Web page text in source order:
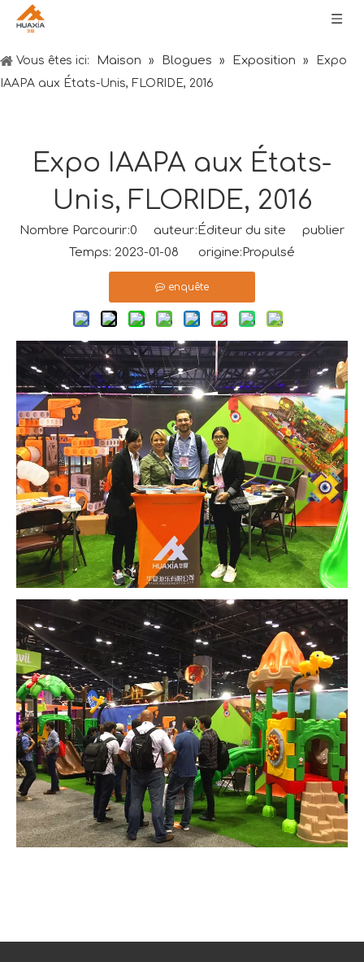
Vous êtes ici: Maison » Blogues » Exposition »
Expo
IAAPA aux États-Unis, FLORIDE, 2016
Expo IAAPA aux États-
Unis, FLORIDE, 2016
Nombre Parcourir:0 auteur:Éditeur du site publier
Temps: 2023-01-08 origine:Propulsé
enquête